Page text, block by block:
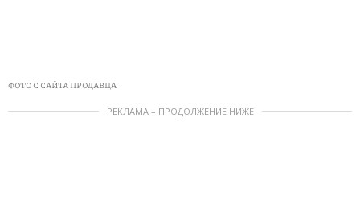
ФОТО С САЙТА ПРОДАВЦА
РЕКЛАМА – ПРОДОЛЖЕНИЕ НИЖЕ